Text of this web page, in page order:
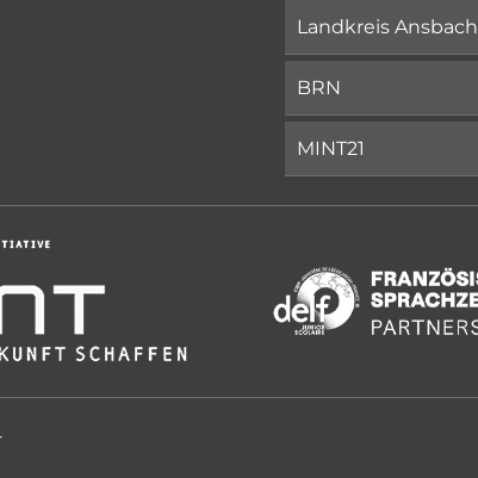
Landkreis Ansbach
BRN
MINT21